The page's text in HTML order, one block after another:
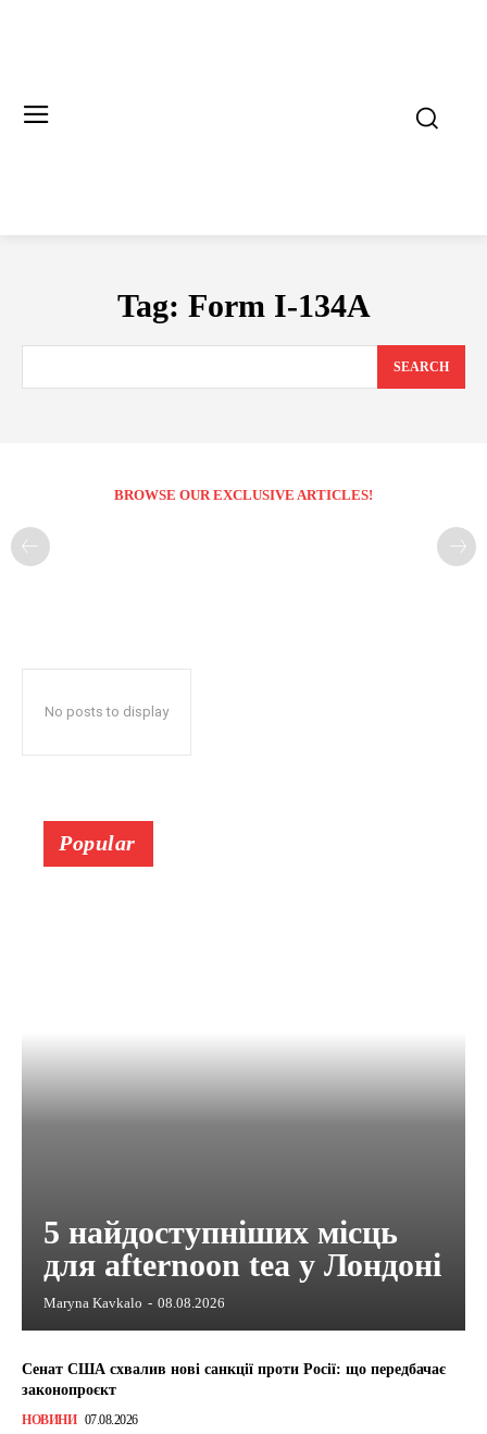
Tag: Form I-134A
SEARCH
BROWSE OUR EXCLUSIVE ARTICLES!
No posts to display
Popular
5 найдоступніших місць
для afternoon tea у Лондоні
Maryna Kavkalo - 08.08.2026
Сенат США схвалив нові санкції проти Росії: що передбачає
законопроєкт
НОВИНИ 07.08.2026